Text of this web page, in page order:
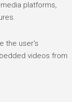
platforms,
the user's
videos from